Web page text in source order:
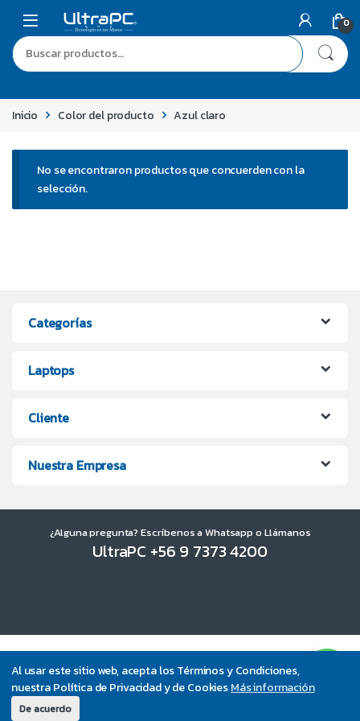
Al usar este sitio web, acepta los Términos y Condiciones,
nuestra Política de Privacidad y de CookiesMás información
De acuerdo
0
Inicio Color del producto Azul claro
No se encontraron productos que concuerden con la
selección.
Categorías
Laptops
Cliente
Nuestra Empresa
¿Alguna pregunta? Escríbenos a Whatsapp o Llámanos
UltraPC +56 9 7373 4200